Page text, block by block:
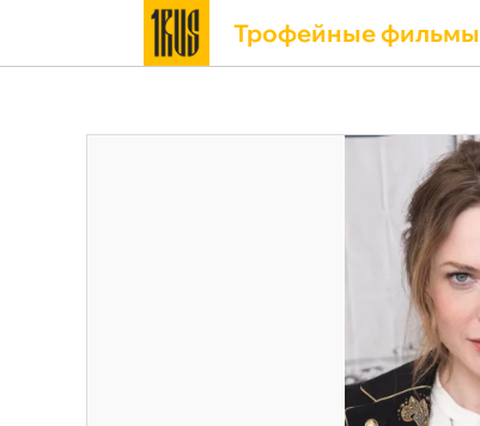
Трофейные фильмы